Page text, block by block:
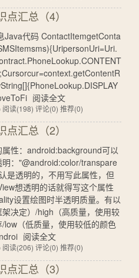
汇总（4）
Java代码 ContactItemgetConta
阅读全文
阅读(198) 评论(0) 推荐(0)
汇总（2）
性：android:background可以
："@android:color/transpare
是透明的，不用写此属性，但
想透明的话就得写这个属性
设置绘图时半透明质量。有以
决定）/high（高质量，使用较
low（低质量，使用较低的颜色
阅读全文
阅读(206) 评论(0) 推荐(0)
汇总（3）